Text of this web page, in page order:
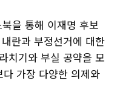
을 통해 이재명 후보
란과 부정선거에 대한
치기와 부실 공약을 모
가장 다양한 의제와